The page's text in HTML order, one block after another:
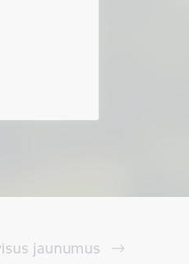
jaunumus